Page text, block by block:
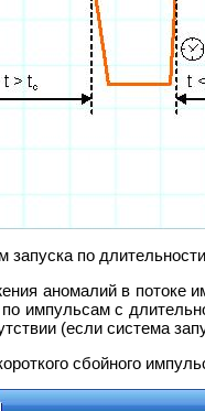
по
аномалий в потоке
по импульсам с
(если система
сбойного